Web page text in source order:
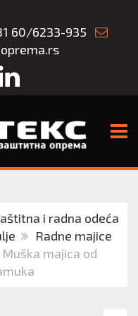
60/6233-935
LinkedIn
i radna odeća
Radne majice
Muška majica od